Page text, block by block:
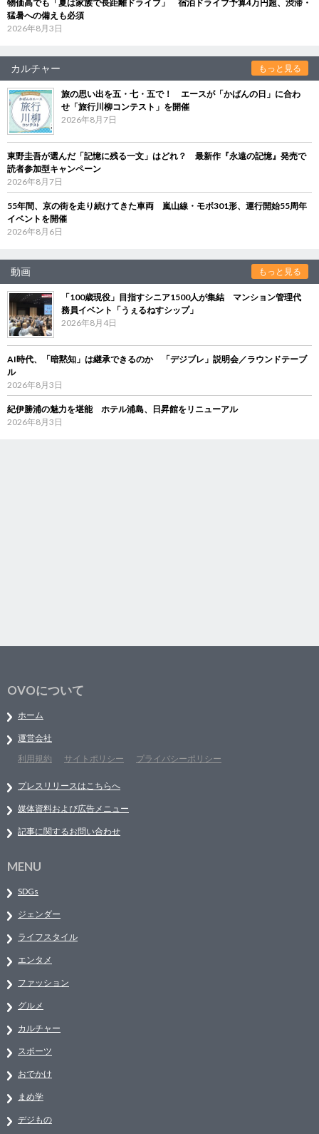
物価高でも「夏は家族で長距離ドライブ」 宿泊ドライブ予算4万円超、渋滞・
猛暑への備えも必須
2026年8月3日
カルチャー もっと見る
旅の思い出を五・七・五で！ エースが「かばんの日」に合わ
せ「旅行川柳コンテスト」を開催
2026年8月7日
東野圭吾が選んだ「記憶に残る一文」はどれ？ 最新作『永遠の記憶』発売で
読者参加型キャンペーン
2026年8月7日
55年間、京の街を走り続けてきた車両 嵐山線・モボ301形、運行開始55周年
イベントを開催
2026年8月6日
動画 もっと見る
「100歳現役」目指すシニア1500人が集結 マンション管理代
務員イベント「うぇるねすシップ」
2026年8月4日
AI時代、「暗黙知」は継承できるのか 「デジブレ」説明会／ラウンドテーブ
ル
2026年8月3日
紀伊勝浦の魅力を堪能 ホテル浦島、日昇館をリニューアル
2026年8月3日
OVOについて
ホーム
運営会社
利用規約
サイトポリシー プライバシーポリシー
プレスリリースはこちらへ
媒体資料および広告メニュー
記事に関するお問い合わせ
MENU
SDGs
ジェンダー
ライフスタイル
エンタメ
ファッション
グルメ
カルチャー
スポーツ
おでかけ
まめ学
デジもの